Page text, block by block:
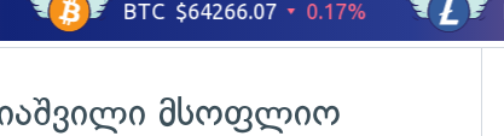
მსოფლიო